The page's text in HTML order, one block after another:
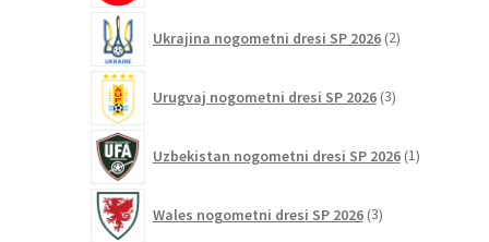
Ukrajina nogometni dresi SP 2026 2izdelka
Urugvaj nogometni dresi SP 2026 3izdelki
Uzbekistan nogometni dresi SP 2026 1izdelek
Wales nogometni dresi SP 2026 3izdelki